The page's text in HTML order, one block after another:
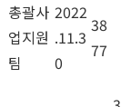
총괄사
업지원
팀
2022
.11.3
0
38
77